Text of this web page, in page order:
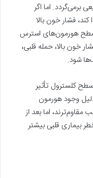
برمی‌گردد. اما اگر
فشار خون بالا
سطح هورمون‌های استرس
خون بالا، حمله قلبی،
شود.
کلسترول تأثیر
وجود هورمون
مقاوم‌ترند، اما بعد از
بیماری قلبی بیشتر